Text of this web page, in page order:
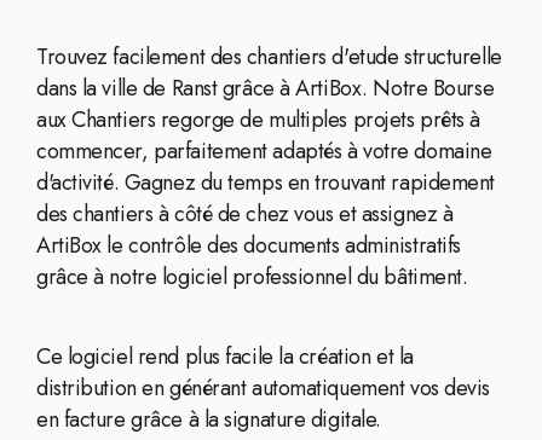
Trouvez facilement des chantiers d'etude structurelle
dans la ville de Ranst grâce à ArtiBox. Notre Bourse
aux Chantiers regorge de multiples projets prêts à
commencer, parfaitement adaptés à votre domaine
d'activité. Gagnez du temps en trouvant rapidement
des chantiers à côté de chez vous et assignez à
ArtiBox le contrôle des documents administratifs
grâce à notre logiciel professionnel du bâtiment.
Ce logiciel rend plus facile la création et la
distribution en générant automatiquement vos devis
en facture grâce à la signature digitale.